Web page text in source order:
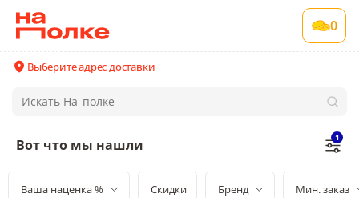
0
Выберите адрес доставки
Вот что мы нашли 1
Ваша наценка % Скидки Бренд Мин. заказ